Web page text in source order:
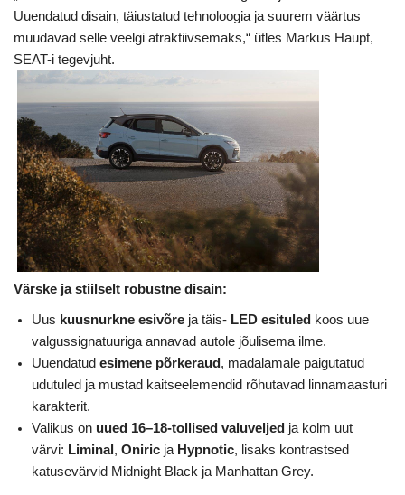
Uuendatud disain, täiustatud tehnoloogia ja suurem väärtus
muudavad selle veelgi atraktiivsemaks,“ ütles Markus Haupt,
SEAT-i tegevjuht.
Värske ja stiilselt robustne disain:
Uus kuusnurkne esivõre ja täis- LED esituled koos uue
valgussignatuuriga annavad autole jõulisema ilme.
Uuendatud esimene põrkeraud , madalamale paigutatud
udutuled ja mustad kaitseelemendid rõhutavad linnamaasturi
karakterit.
Valikus on uued 16–18-tollised valuveljed ja kolm uut
värvi: Liminal , Oniric ja Hypnotic, lisaks kontrastsed
katusevärvid Midnight Black ja Manhattan Grey.